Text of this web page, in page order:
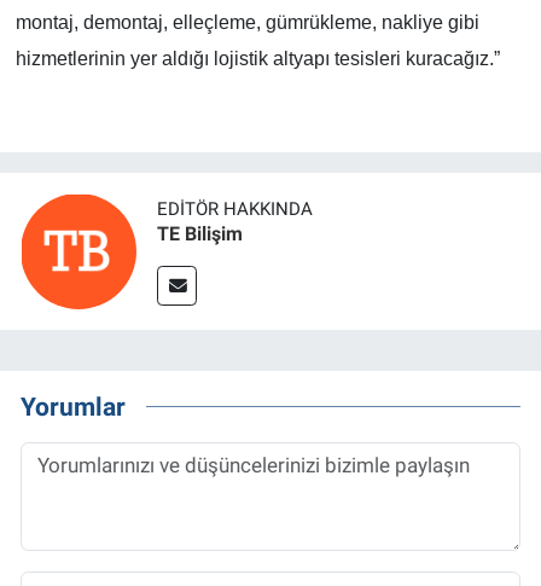
montaj, demontaj, elleçleme, gümrükleme, nakliye gibi
hizmetlerinin yer aldığı lojistik altyapı tesisleri kuracağız.”
EDITÖR HAKKINDA
TE Bilişim
Yorumlar